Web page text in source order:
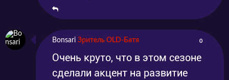
Bonsari Зритель OLD-Батя 0
Очень круто, что в этом сезоне
сделали акцент на развитие